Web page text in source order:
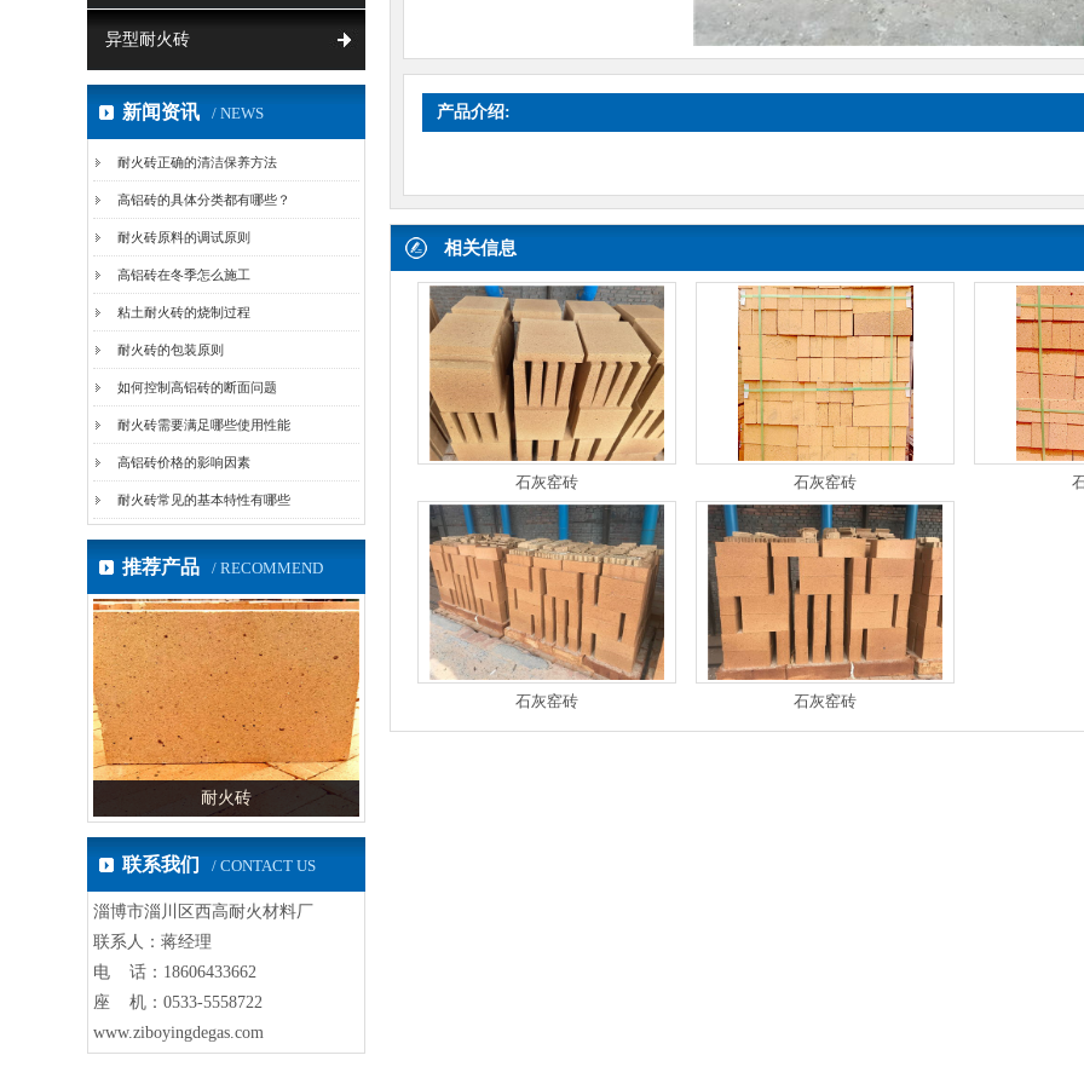
异型耐火砖
新闻资讯 / NEWS
耐火砖正确的清洁保养方法
高铝砖的具体分类都有哪些？
耐火砖原料的调试原则
高铝砖在冬季怎么施工
粘土耐火砖的烧制过程
耐火砖的包装原则
如何控制高铝砖的断面问题
耐火砖需要满足哪些使用性能
高铝砖价格的影响因素
耐火砖常见的基本特性有哪些
推荐产品 / RECOMMEND
耐火砖
联系我们 / CONTACT US
淄博市淄川区西高耐火材料厂
联系人：蒋经理
电 话：18606433662
座 机：0533-5558722
www.ziboyingdegas.com
产品介绍:
相关信息
石灰窑砖 石灰窑砖
石灰窑砖 石灰窑砖